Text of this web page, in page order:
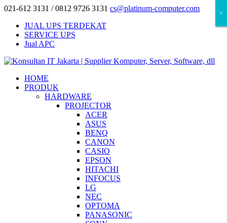
021-612 3131 / 0812 9726 3131 cs@platinum-computer.com
JUAL UPS TERDEKAT
SERVICE UPS
Jual APC
HOME
PRODUK
HARDWARE
PROJECTOR
ACER
ASUS
BENQ
CANON
CASIO
EPSON
HITACHI
INFOCUS
LG
NEC
OPTOMA
PANASONIC
×
×
×